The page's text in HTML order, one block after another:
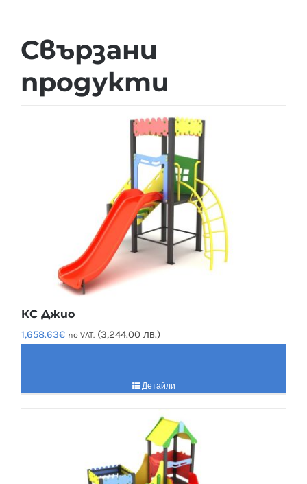
Свързани
продукти
КС Джио
1,658.63€ no VAT. (3,244.00 лв.)
Детайли